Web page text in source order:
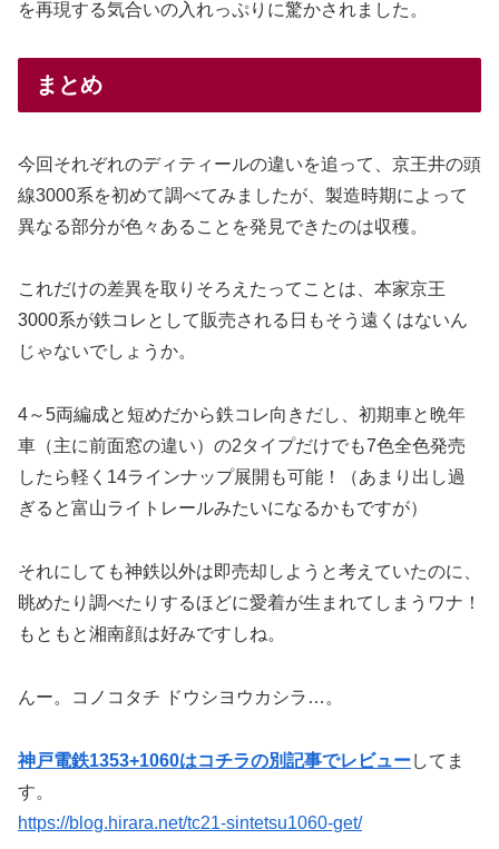
を再現する気合いの入れっぷりに驚かされました。
まとめ
今回それぞれのディティールの違いを追って、京王井の頭
線3000系を初めて調べてみましたが、製造時期によって
異なる部分が色々あることを発見できたのは収穫。
これだけの差異を取りそろえたってことは、本家京王
3000系が鉄コレとして販売される日もそう遠くはないん
じゃないでしょうか。
4～5両編成と短めだから鉄コレ向きだし、初期車と晩年
車（主に前面窓の違い）の2タイプだけでも7色全色発売
したら軽く14ラインナップ展開も可能！（あまり出し過
ぎると富山ライトレールみたいになるかもですが）
それにしても神鉄以外は即売却しようと考えていたのに、
眺めたり調べたりするほどに愛着が生まれてしまうワナ！
もともと湘南顔は好みですしね。
んー。コノコタチ ドウシヨウカシラ…。
神戸電鉄1353+1060はコチラの別記事でレビューしてま
す。
https://blog.hirara.net/tc21-sintetsu1060-get/